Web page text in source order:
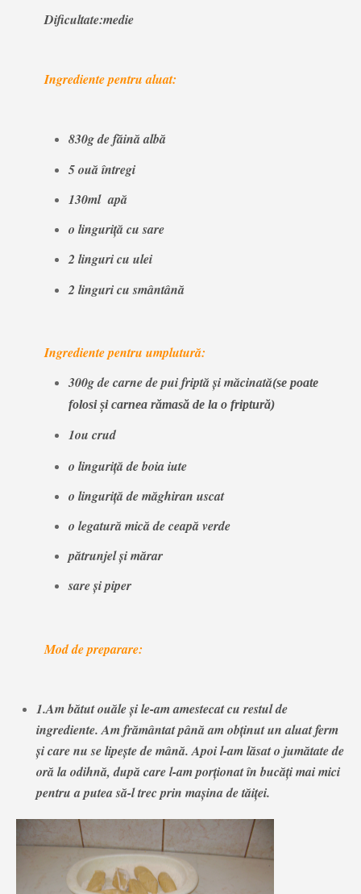
Dificultate:medie
Ingrediente pentru aluat:
830g de făină albă
5 ouă întregi
130ml apă
o linguriţă cu sare
2 linguri cu ulei
2 linguri cu smântână
Ingrediente pentru umplutură:
300g de carne de pui friptă și măcinată(se poate
folosi și carnea rămasă de la o friptură)
1ou crud
o linguriță de boia iute
o linguriță de măghiran uscat
o legatură mică de ceapă verde
pătrunjel și mărar
sare și piper
Mod de preparare:
1.Am bătut ouăle şi le-am amestecat cu restul de
ingrediente. Am frământat până am obţinut un aluat ferm
şi care nu se lipeşte de mână. Apoi l-am lăsat o jumătate de
oră la odihnă, după care l-am porţionat în bucăţi mai mici
pentru a putea să-l trec prin maşina de tăiţei.